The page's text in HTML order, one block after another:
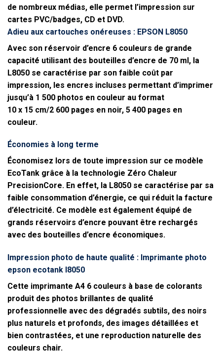
de nombreux médias, elle permet l’impression sur
cartes PVC/badges, CD et DVD.
Adieu aux cartouches onéreuses : EPSON L8050
Avec son réservoir d’encre 6 couleurs de grande
capacité utilisant des bouteilles d’encre de 70 ml, la
L8050 se caractérise par son faible coût par
impression, les encres incluses permettant d’imprimer
jusqu’à 1 500 photos en couleur au format
10 x 15 cm/2 600 pages en noir, 5 400 pages en
couleur.
Économies à long terme
Économisez lors de toute impression sur ce modèle
EcoTank grâce à la technologie Zéro Chaleur
PrecisionCore. En effet, la L8050 se caractérise par sa
faible consommation d’énergie, ce qui réduit la facture
d’électricité. Ce modèle est également équipé de
grands réservoirs d’encre pouvant être rechargés
avec des bouteilles d’encre économiques.
Impression photo de haute qualité : Imprimante photo
epson ecotank l8050
Cette imprimante A4 6 couleurs à base de colorants
produit des photos brillantes de qualité
professionnelle avec des dégradés subtils, des noirs
plus naturels et profonds, des images détaillées et
bien contrastées, et une reproduction naturelle des
couleurs chair.